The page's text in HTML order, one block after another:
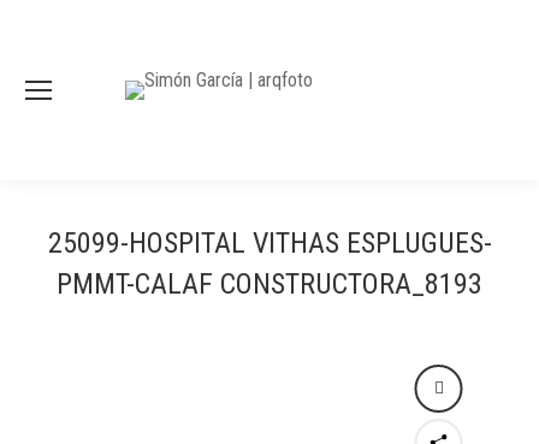
25099-HOSPITAL VITHAS ESPLUGUES-
PMMT-CALAF CONSTRUCTORA_8193